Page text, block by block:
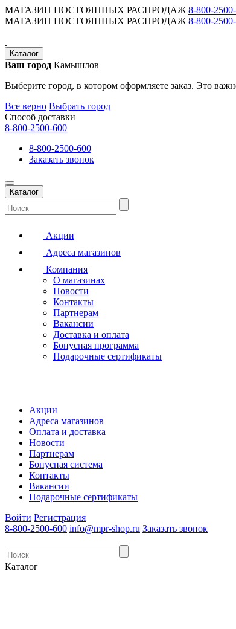
МАГАЗИН ПОСТОЯННЫХ РАСПРОДАЖ 8-800-
МАГАЗИН ПОСТОЯННЫХ РАСПРОДАЖ 8-800-
Каталог
Ваш город Камышлов
Выберите город, в котором оформляете заказ. Это
Все верно Выбрать город
Способ доставки
8-800-2500-600
8-800-2500-600
Заказать звонок
Каталог
Акции
Адреса магазинов
Компания
О магазинах
Новости
Контакты
Партнерам
Вакансии
Доставка и оплата
Бонусная программа
Подарочные сертификаты
Акции
Адреса магазинов
Оплата и доставка
Новости
Партнерам
Бонусная система
Контакты
Вакансии
Подарочные сертификаты
Войти Регистрация
8-800-2500-600 info@mpr-shop.ru Заказать звонок
Каталог